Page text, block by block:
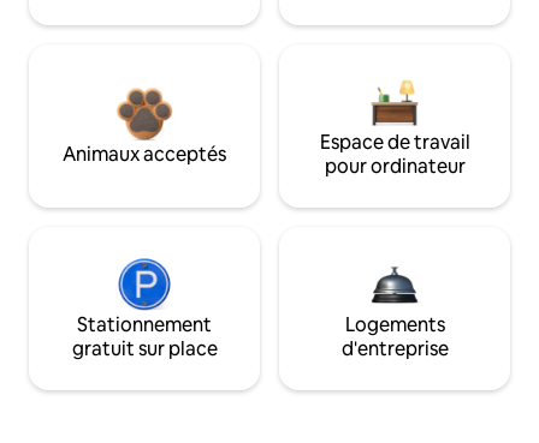
Animaux acceptés
Espace de travail
pour ordinateur
Stationnement
gratuit sur place
Logements
d'entreprise